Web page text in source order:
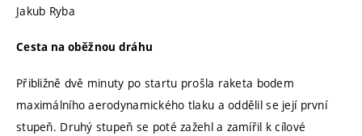
Jakub Ryba
Cesta na oběžnou dráhu
Přibližně dvě minuty po startu prošla raketa bodem
maximálního aerodynamického tlaku a oddělil se její první
stupeň. Druhý stupeň se poté zažehl a zamířil k cílové